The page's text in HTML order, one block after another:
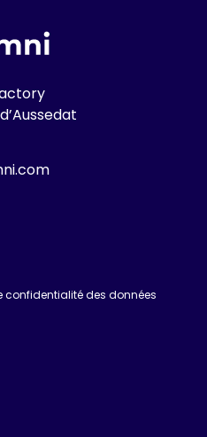
confidentialité des données